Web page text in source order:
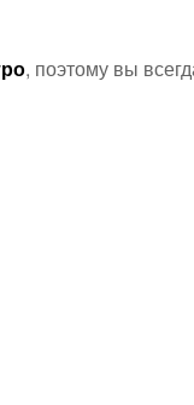
, поэтому вы